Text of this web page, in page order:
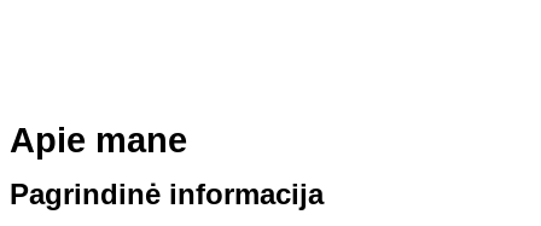
Apie mane
Pagrindinė informacija